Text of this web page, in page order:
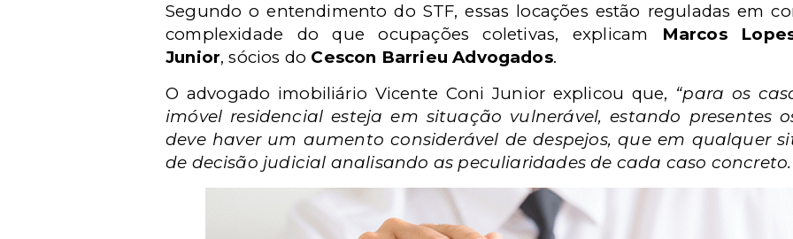
Segundo o entendimento do STF, essas locações estão reguladas em
complexidade do que ocupações coletivas, explicam
Marcos
Junior, sócios do Cescon Barrieu Advogados.
O advogado imobiliário Vicente Coni Junior explicou que, “para os
imóvel residencial esteja em situação vulnerável, estando presentes
deve haver um aumento considerável de despejos, que em qualquer
de decisão judicial analisando as peculiaridades de cada caso